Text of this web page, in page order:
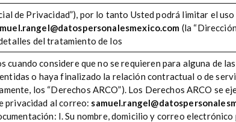
de Privacidad”), por lo tanto Usted podrá limitar el
(la
del tratamiento de los
considere que no se requieren para alguna de
o haya finalizado la relación contractual o de
los “Derechos ARCO”). Los Derechos ARCO se
privacidad al correo:
I. Su nombre, domicilio y correo